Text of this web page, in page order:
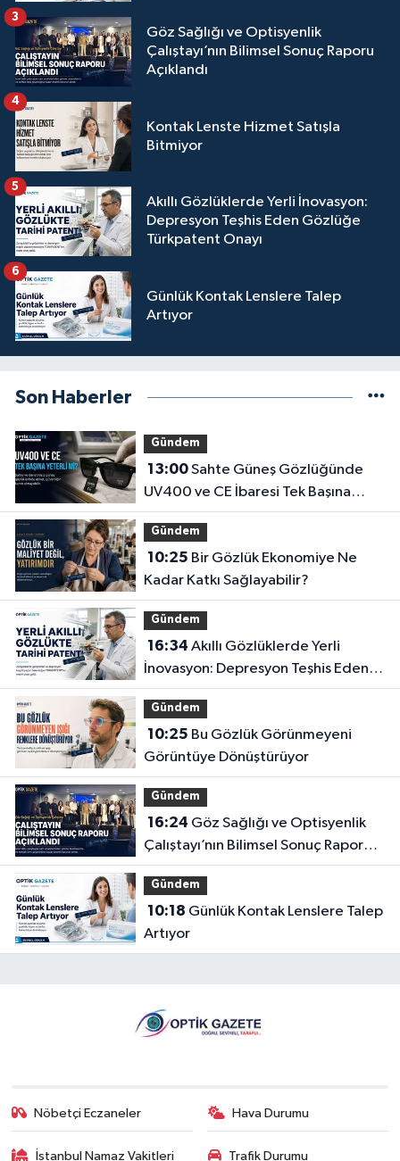
Göz Sağlığı ve Optisyenlik
Çalıştayı’nın Bilimsel Sonuç Raporu
Açıklandı
3
Kontak Lenste Hizmet Satışla
Bitmiyor
4
Akıllı Gözlüklerde Yerli İnovasyon:
Depresyon Teşhis Eden Gözlüğe
Türkpatent Onayı
5
Günlük Kontak Lenslere Talep
Artıyor
6
Son Haberler
Gündem
13:00Sahte Güneş Gözlüğünde
UV400 ve CE İbaresi Tek Başına
Yeterli mi?
Gündem
10:25
Kadar Katkı Sağlayabilir?
Gündem
16:34
İnovasyon: Depresyon Teşhis Eden
Gözlüğe Türkpatent Onayı
Gündem
10:25
Görüntüye Dönüştürüyor
Gündem
16:24
Çalıştayı’nın Bilimsel Sonuç Raporu
Açıklandı
Gündem
10:18
Artıyor
Nöbetçi Eczaneler Hava Durumu
İstanbul Namaz Vakitleri Trafik Durumu